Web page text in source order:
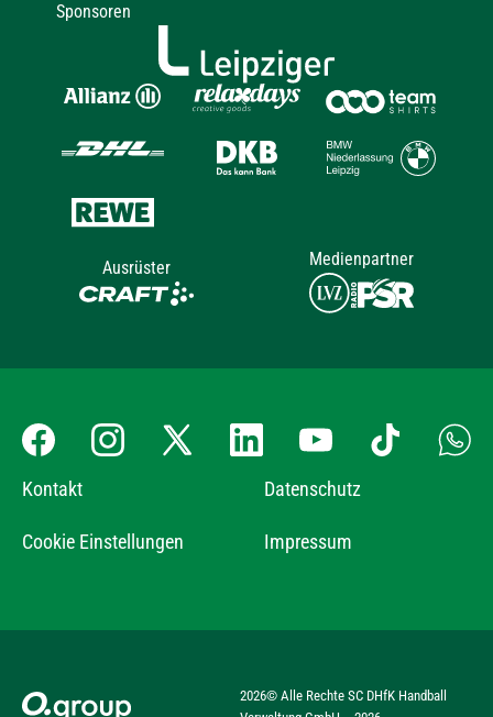
Sponsoren
Ausrüster Medienpartner
Kontakt Datenschutz
Cookie Einstellungen Impressum
2026© Alle Rechte SC DHfK Handball